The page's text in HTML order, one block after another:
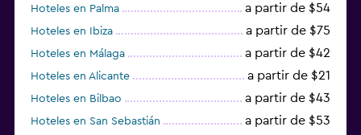
Hoteles en Palma a partir de $54
Hoteles en Ibiza a partir de $75
Hoteles en Málaga a partir de $42
Hoteles en Alicante a partir de $21
Hoteles en Bilbao a partir de $43
Hoteles en San Sebastián a partir de $53